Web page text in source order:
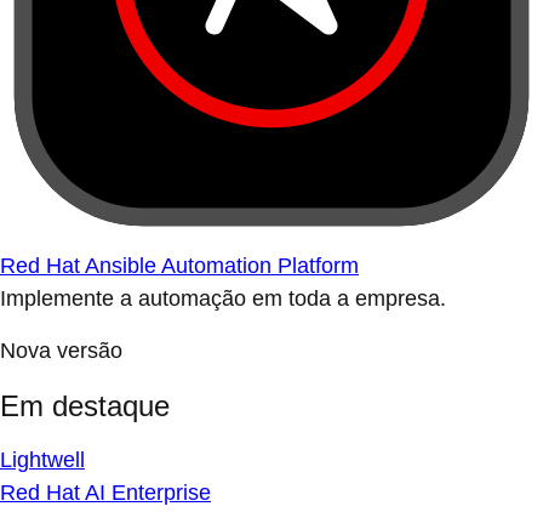
Red Hat Ansible Automation Platform
Implemente a automação em toda a empresa.
Nova versão
Em destaque
Lightwell
Red Hat AI Enterprise